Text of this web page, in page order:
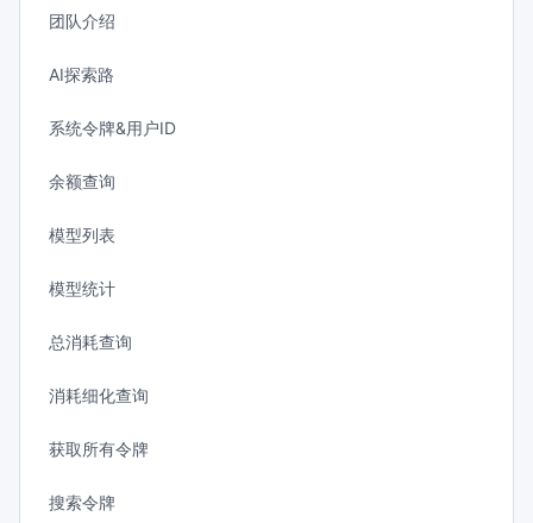
团队介绍
AI探索路
系统令牌&用户ID
余额查询
模型列表
模型统计
总消耗查询
消耗细化查询
获取所有令牌
搜索令牌